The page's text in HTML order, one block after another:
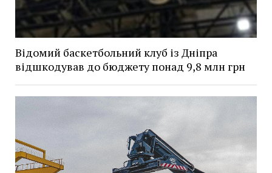
Відомий баскетбольний клуб із Дніпра
відшкодував до бюджету понад 9,8 млн грн